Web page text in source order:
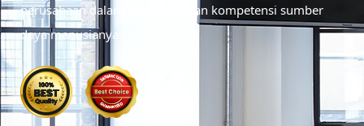
perusahaan dalam meningkatkan kompetensi sumber
daya manusianya.